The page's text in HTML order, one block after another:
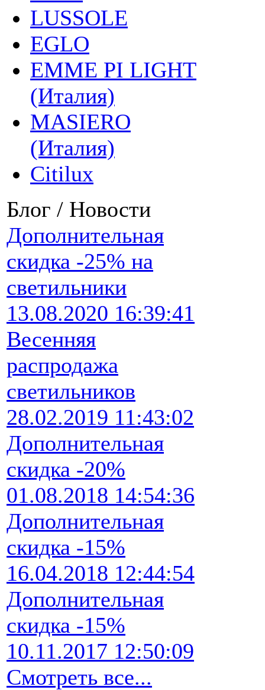
LUSSOLE
EGLO
EMME PI LIGHT
(Италия)
MASIERO
(Италия)
Citilux
Блог / Новости
Дополнительная
скидка -25% на
светильники
13.08.2020 16:39:41
Весенняя
распродажа
светильников
28.02.2019 11:43:02
Дополнительная
скидка -20%
01.08.2018 14:54:36
Дополнительная
скидка -15%
16.04.2018 12:44:54
Дополнительная
скидка -15%
10.11.2017 12:50:09
Смотреть все...